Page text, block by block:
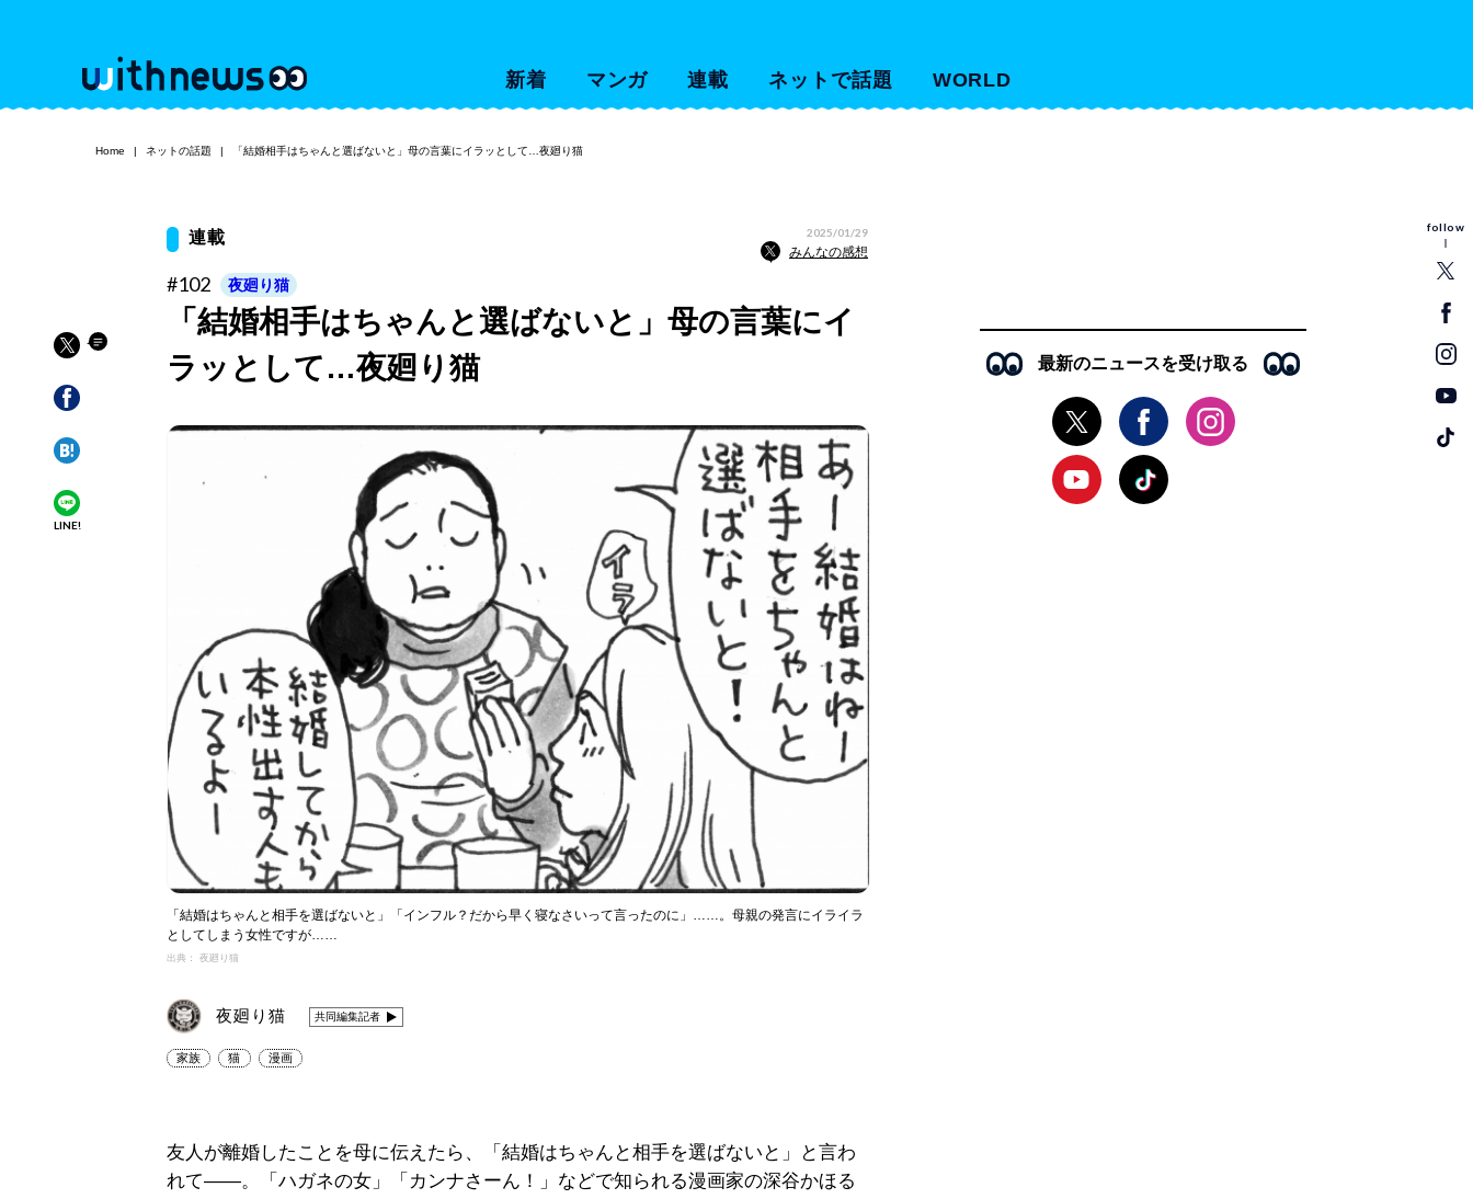
新着 マンガ 連載 ネットで話題 WORLD
follow
Home ネットの話題 「結婚相手はちゃんと選ばないと」母の言葉にイラッとして…夜廻り猫
LINE!
連載 2025/01/29
みんなの感想
#102 夜廻り猫
「結婚相手はちゃんと選ばないと」母の言葉にイ
ラッとして…夜廻り猫
「結婚はちゃんと相手を選ばないと」「インフル？だから早く寝なさいって言ったのに」……。母親の発言にイライラ
としてしまう女性ですが……
出典： 夜廻り猫
夜廻り猫 共同編集記者
家族 猫 漫画
友人が離婚したことを母に伝えたら、「結婚はちゃんと相手を選ばないと」と言わ
れて――。「ハガネの女」「カンナさーん！」などで知られる漫画家の深谷かほる
最新のニュースを受け取る